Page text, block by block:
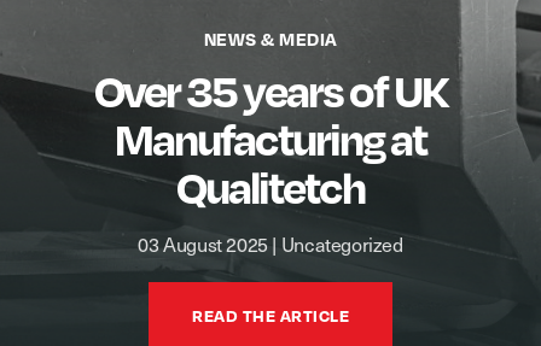
NEWS & MEDIA
Over 35 years of UK
Manufacturing at
Qualitetch
03 August 2025| Uncategorized
READ THE ARTICLE